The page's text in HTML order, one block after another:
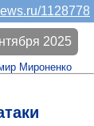
1128778
2025
Мироненко